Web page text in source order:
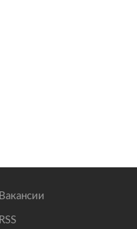
Вакансии
RSS